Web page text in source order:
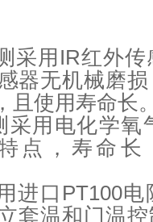
采用IR红外
器无机械磨
，且使用寿
采用电化学
点，寿命
进口PT100
套温和门温